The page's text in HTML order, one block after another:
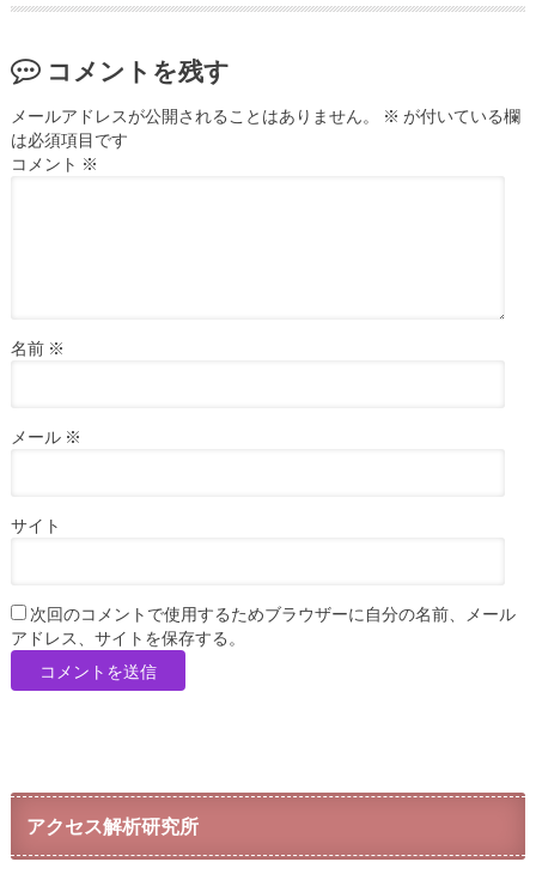
コメントを残す
メールアドレスが公開されることはありません。 ※ が付いている欄
は必須項目です
コメント ※
名前 ※
メール ※
サイト
次回のコメントで使用するためブラウザーに自分の名前、メール
アドレス、サイトを保存する。
アクセス解析研究所